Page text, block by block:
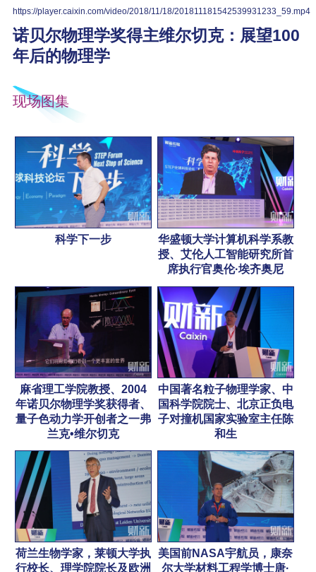
https://player.caixin.com/video/2018/11/18/201811181542539931233_59.mp4
诺贝尔物理学奖得主维尔切克：展望100
年后的物理学
现场图集
科学下一步
华盛顿大学计算机科学系教
授、艾伦人工智能研究所首
席执行官奥伦·埃齐奥尼
麻省理工学院教授、2004
年诺贝尔物理学奖获得者、
量子色动力学开创者之一弗
兰克•维尔切克
中国著名粒子物理学家、中
国科学院院士、北京正负电
子对撞机国家实验室主任陈
和生
荷兰生物学家，莱顿大学执
行校长、理学院院长及欧洲
美国前NASA宇航员，康奈
尔大学材料工程学博士唐·